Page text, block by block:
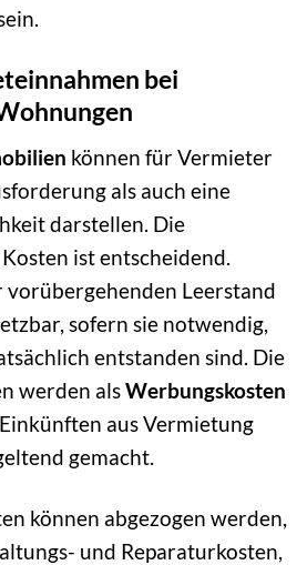
bei
können für Vermieter
als auch eine
darstellen. Die
ist entscheidend.
Leerstand
sofern sie notwendig,
entstanden sind. Die
werden alsWerbungskosten
aus Vermietung
gemacht.
können abgezogen werden,
und Reparaturkosten,